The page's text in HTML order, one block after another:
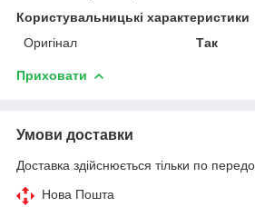
Користувальницькі характеристики
Оригінал
Так
Приховати
Умови доставки
Доставка здійснюється тільки по
Нова Пошта